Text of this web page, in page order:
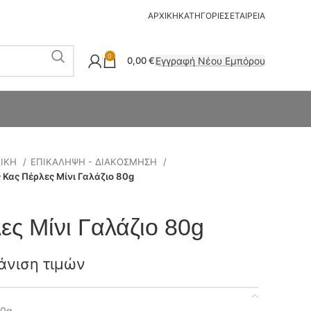
ΑΡΧΙΚΗΚΑΤΗΓΟΡΙΕΣΕΤΑΙΡΕΙΑ
0 0,00€Εγγραφή Νέου Εμπόρου
ΕΠΙΚΑΛΗΨΗ - ΔΙΑΚΟΣΜΗΣΗ
Κας Πέρλες Μίνι Γαλάζιο 80g
Μίνι Γαλάζιο 80g
τιμών